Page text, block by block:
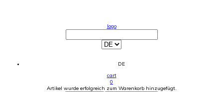
logo
DE
cart
0
Artikel wurde erfolgreich zum Warenkorb hinzugefügt.